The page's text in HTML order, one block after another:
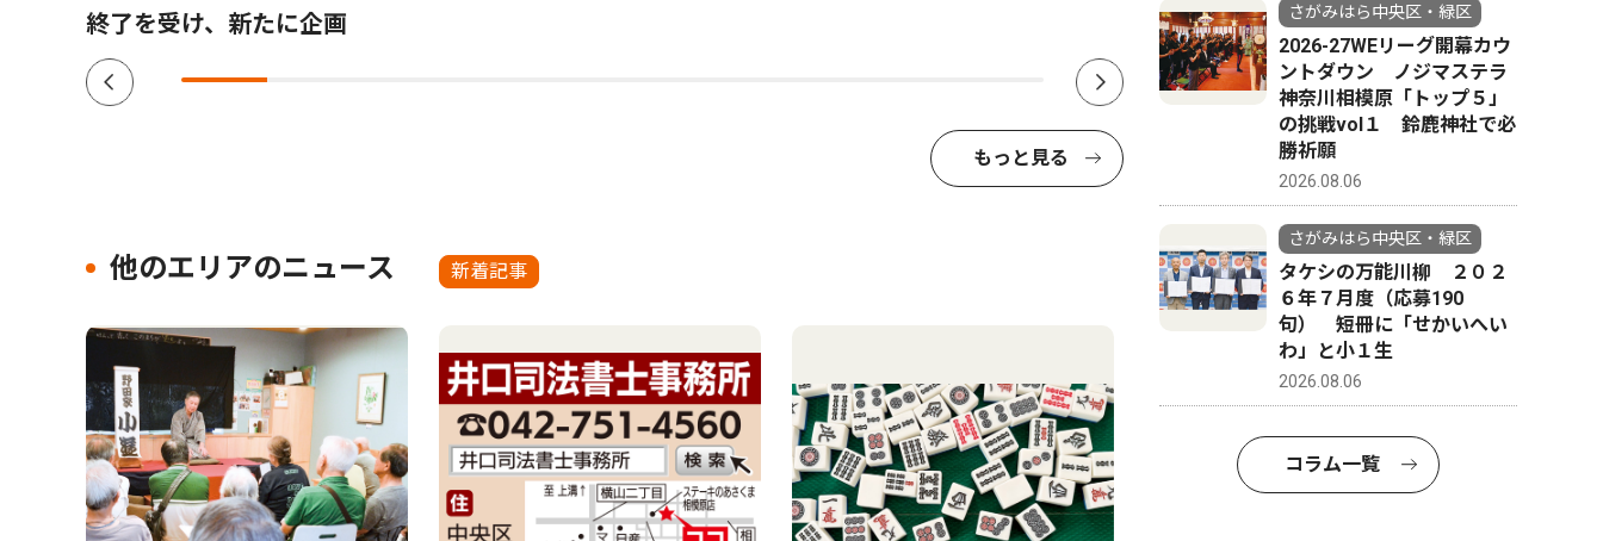
終了を受け、新たに企画
もっと見る
他のエリアのニュース 新着記事
さがみはら中央区・緑区
2026-27WEリーグ開幕カウ
ントダウン ノジマステラ
神奈川相模原「トップ５」
の挑戦vol１ 鈴鹿神社で必
勝祈願
2026.08.06
さがみはら中央区・緑区
タケシの万能川柳 ２０２
６年７月度（応募190
句） 短冊に「せかいへい
わ」と小１生
2026.08.06
コラム一覧